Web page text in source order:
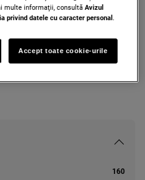
160
multe informaţii, consultăAvizul
privind datele cu caracter personal.
Accept toate cookie-urile